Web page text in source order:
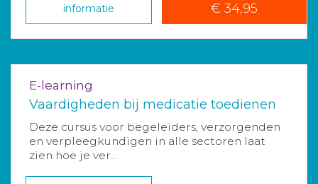
informatie
€ 34,95
E-learning
Vaardigheden bij medicatie toedienen
Deze cursus voor begeleiders, verzorgenden
en verpleegkundigen in alle sectoren laat
zien hoe je ver...